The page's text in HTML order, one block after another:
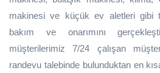
makinesi ve küçük ev aletleri gibi
bakım ve onarımını
müşterilerimiz 7/24 çalışan
randevu talebinde bulunduktan en